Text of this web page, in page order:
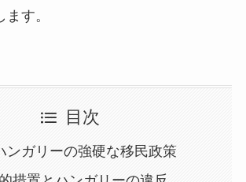
す。
目次
ンガリーの強硬な移民政策